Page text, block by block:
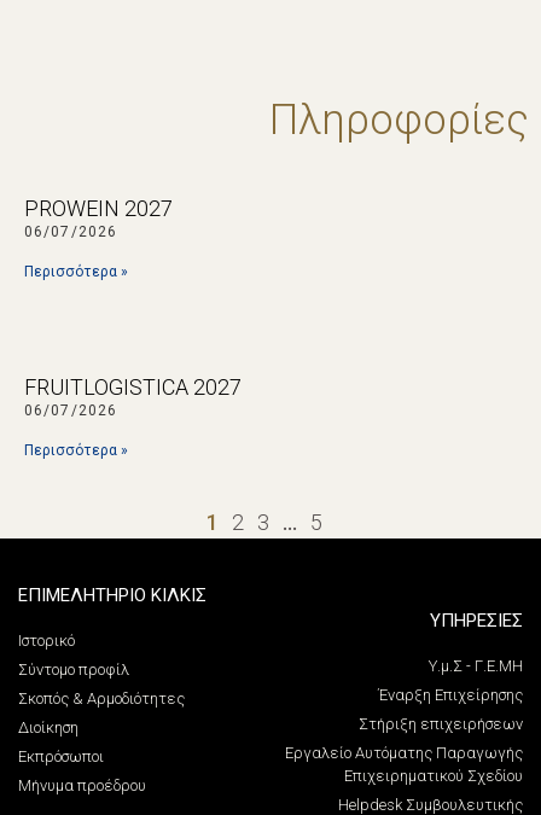
Πληροφορίες
PROWEIN 2027
06/07/2026
Περισσότερα »
FRUITLOGISTICA 2027
06/07/2026
Περισσότερα »
1 2 3 … 5
ΕΠΙΜΕΛΗΤΗΡΙΟ ΚΙΛΚΙΣ
Ιστορικό
Σύντομο προφίλ
Σκοπός & Αρμοδιότητες
Διοίκηση
Εκπρόσωποι
Μήνυμα προέδρου
ΥΠΗΡΕΣΙΕΣ
Υ.μ.Σ - Γ.Ε.ΜΗ
Έναρξη Επιχείρησης
Στήριξη επιχειρήσεων
Εργαλείο Αυτόματης Παραγωγής
Επιχειρηματικού Σχεδίου
Helpdesk Συμβουλευτικής